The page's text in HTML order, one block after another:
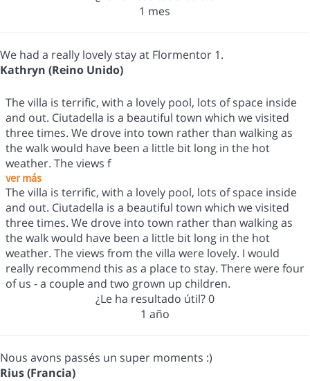
1 mes
We had a really lovely stay at Flormentor 1.
Kathryn (Reino Unido)
The villa is terrific, with a lovely pool, lots of space inside
and out. Ciutadella is a beautiful town which we visited
three times. We drove into town rather than walking as
the walk would have been a little bit long in the hot
weather. The views f
ver más
The villa is terrific, with a lovely pool, lots of space inside
and out. Ciutadella is a beautiful town which we visited
three times. We drove into town rather than walking as
the walk would have been a little bit long in the hot
weather. The views from the villa were lovely. I would
really recommend this as a place to stay. There were four
of us - a couple and two grown up children.
¿Le ha resultado útil?0
1 año
Nous avons passés un super moments :)
Rius (Francia)